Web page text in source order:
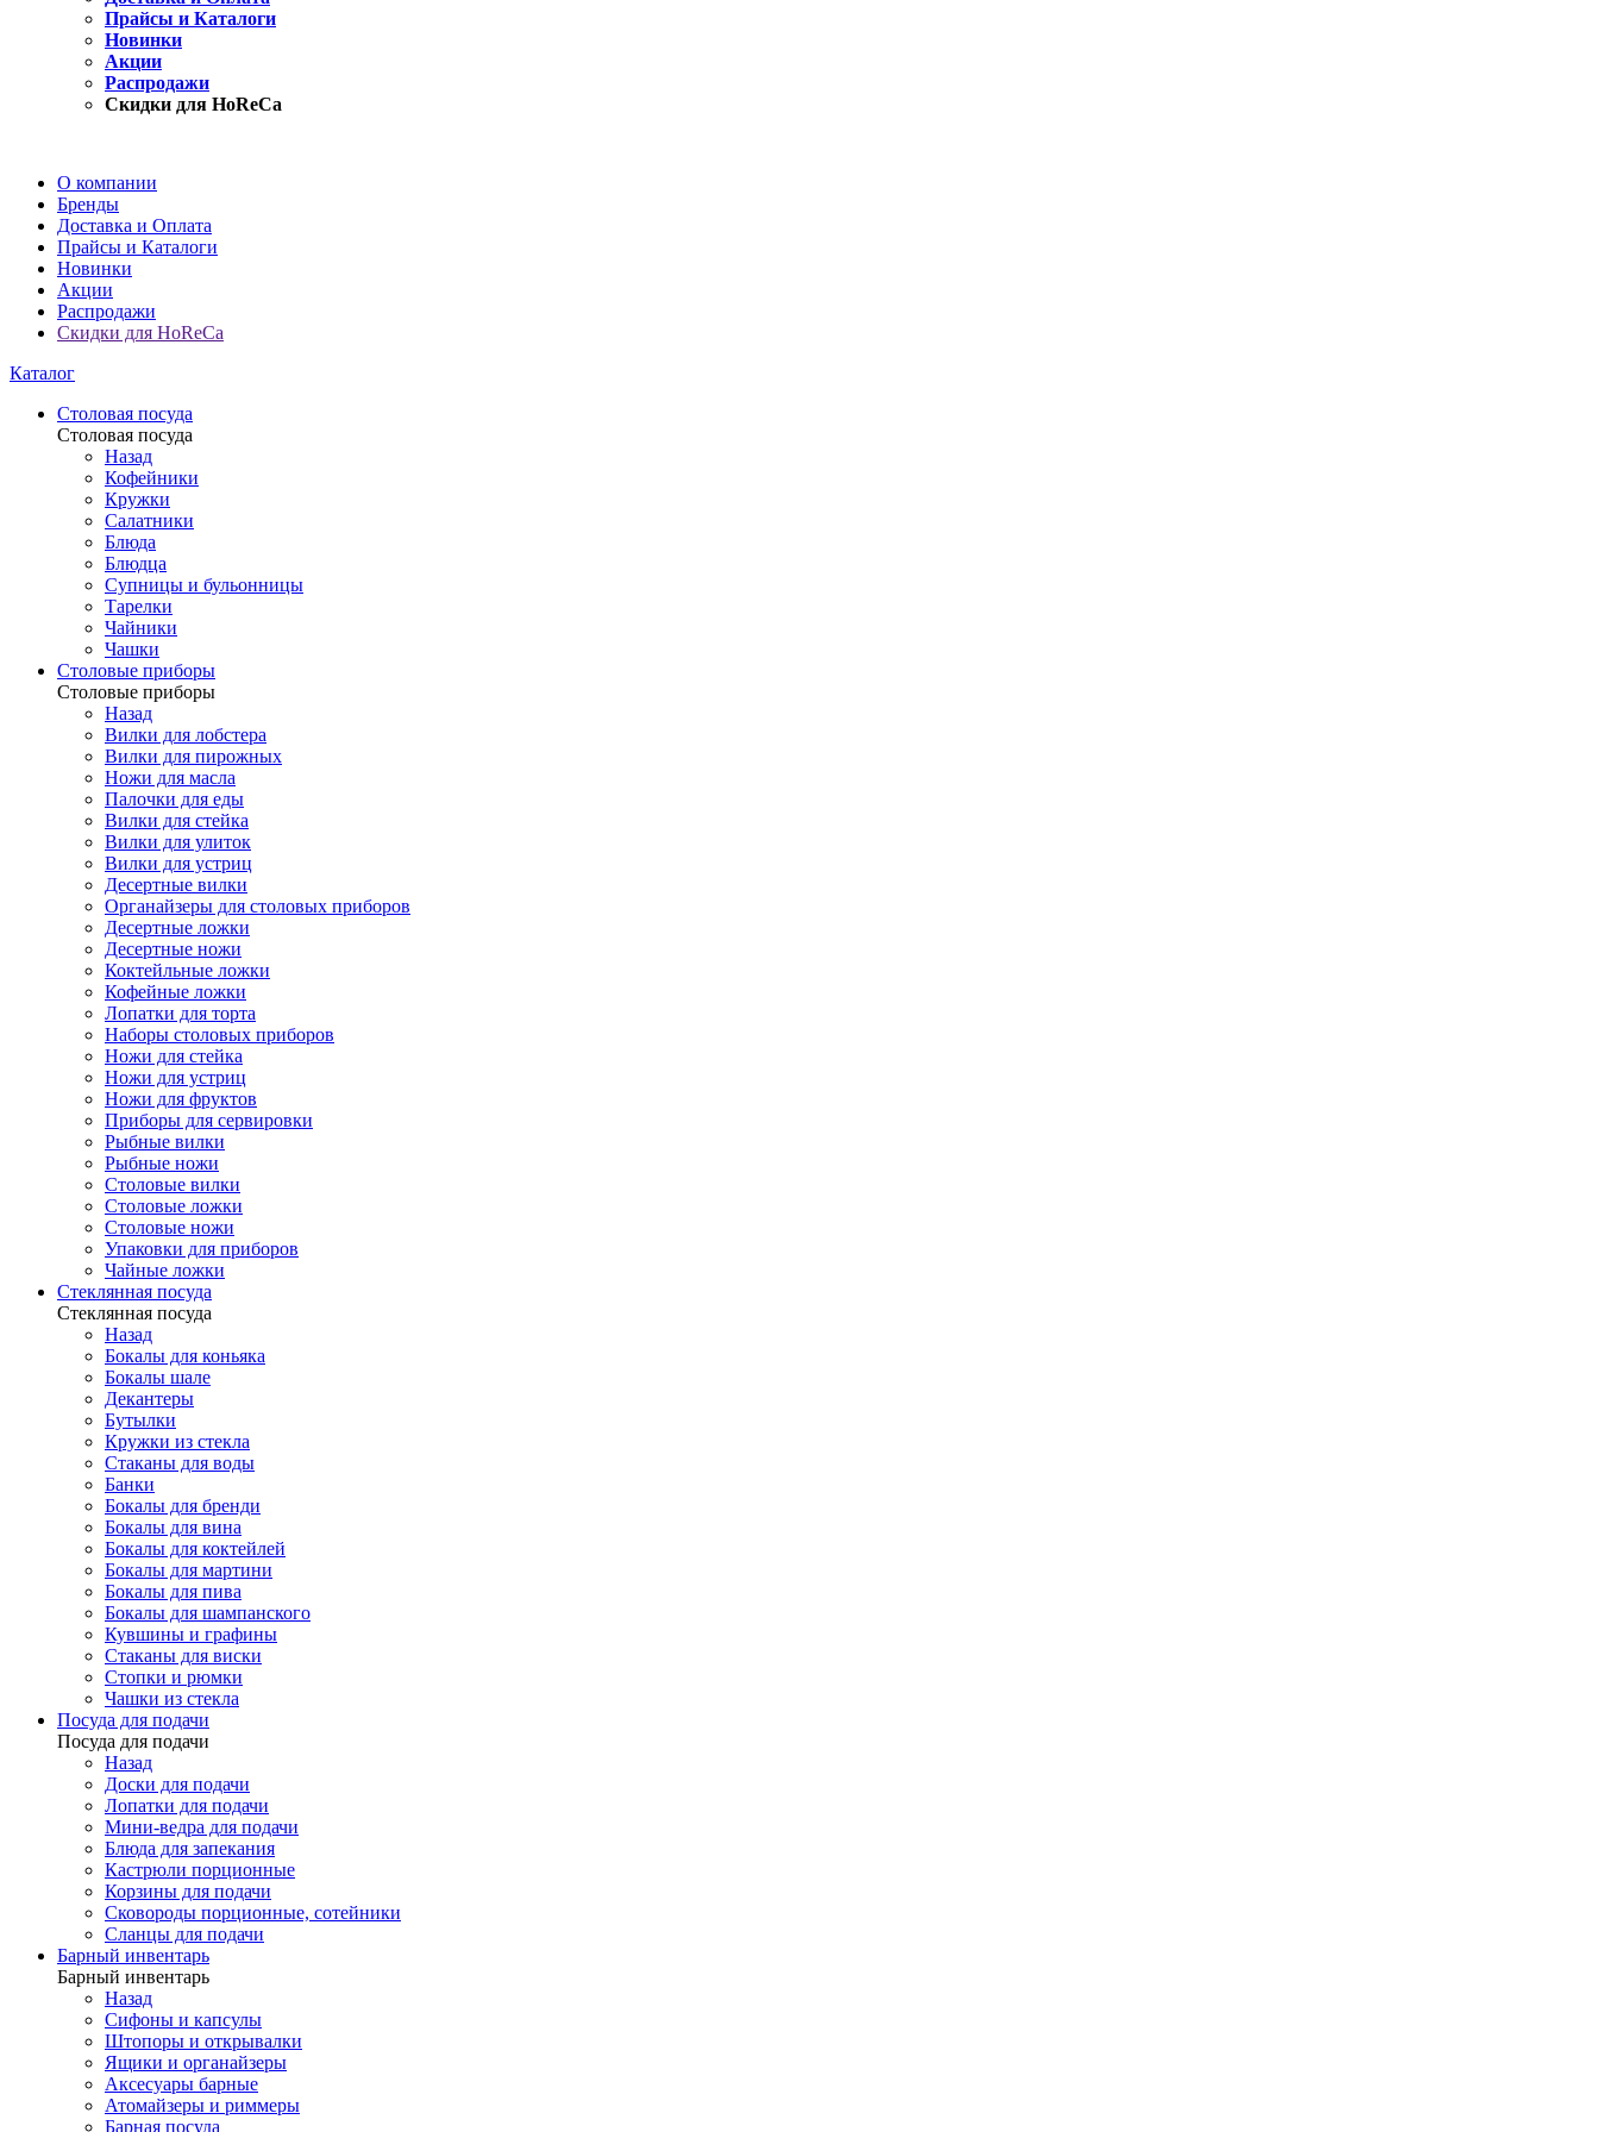
Прайсы и Каталоги
Новинки
Акции
Распродажи
Скидки для HoReCa
О компании
Бренды
Доставка и Оплата
Прайсы и Каталоги
Новинки
Акции
Распродажи
Скидки для HoReCa
Каталог
Столовая посуда
Столовая посуда
Назад
Кофейники
Кружки
Салатники
Блюда
Блюдца
Супницы и бульонницы
Тарелки
Чайники
Чашки
Cтоловые приборы
Cтоловые приборы
Назад
Вилки для лобстера
Вилки для пирожных
Ножи для масла
Палочки для еды
Вилки для стейка
Вилки для улиток
Вилки для устриц
Десертные вилки
Органайзеры для столовых приборов
Десертные ложки
Десертные ножи
Коктейльные ложки
Кофейные ложки
Лопатки для торта
Наборы столовых приборов
Ножи для стейка
Ножи для устриц
Ножи для фруктов
Приборы для сервировки
Рыбные вилки
Рыбные ножи
Столовые вилки
Столовые ложки
Столовые ножи
Упаковки для приборов
Чайные ложки
Стеклянная посуда
Стеклянная посуда
Назад
Бокалы для коньяка
Бокалы шале
Декантеры
Бутылки
Кружки из стекла
Стаканы для воды
Банки
Бокалы для бренди
Бокалы для вина
Бокалы для коктейлей
Бокалы для мартини
Бокалы для пива
Бокалы для шампанского
Кувшины и графины
Стаканы для виски
Стопки и рюмки
Чашки из стекла
Посуда для подачи
Посуда для подачи
Назад
Доски для подачи
Лопатки для подачи
Мини-ведра для подачи
Блюда для запекания
Кастрюли порционные
Корзины для подачи
Сковороды порционные, сотейники
Сланцы для подачи
Барный инвентарь
Барный инвентарь
Назад
Сифоны и капсулы
Штопоры и открывалки
Ящики и органайзеры
Аксесуары барные
Атомайзеры и риммеры
Барная посуда